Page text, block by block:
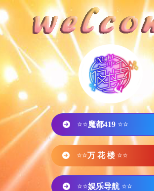
⭐⭐魔都419 ⭐⭐
⭐⭐万 花 楼 ⭐⭐
⭐⭐娱乐导航 ⭐⭐